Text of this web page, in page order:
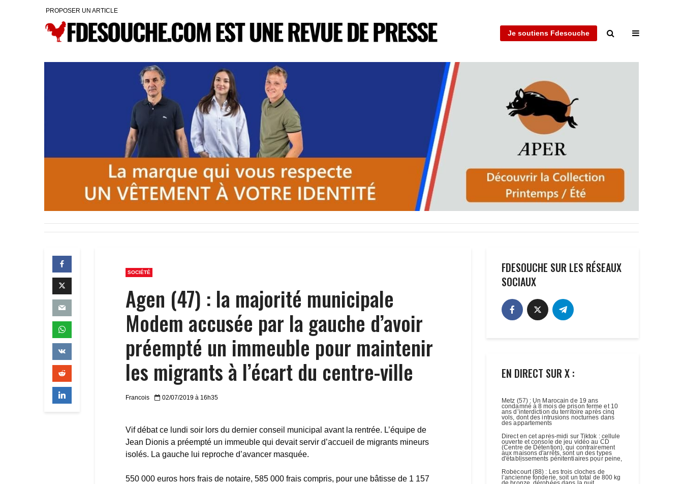
PROPOSER UN ARTICLE
Je soutiens Fdesouche
SOCIÉTÉ
Agen (47) : la majorité municipale
Modem accusée par la gauche d’avoir
préempté un immeuble pour maintenir
les migrants à l’écart du centre-ville
Francois 02/07/2019 à 16h35
Vif débat ce lundi soir lors du dernier conseil municipal avant la rentrée. L’équipe de
Jean Dionis a préempté un immeuble qui devait servir d’accueil de migrants mineurs
isolés. La gauche lui reproche d’avancer masquée.
550 000 euros hors frais de notaire, 585 000 frais compris, pour une bâtisse de 1 157
FDESOUCHE SUR LES RÉSEAUX
SOCIAUX
EN DIRECT SUR X :